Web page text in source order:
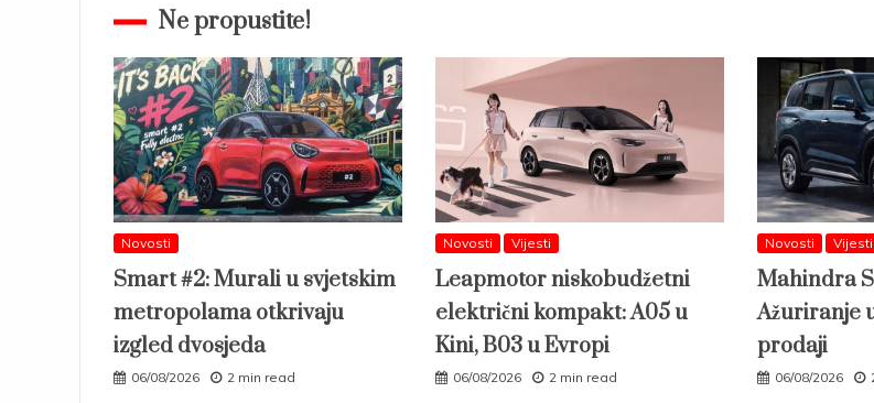
Ne propustite!
Novosti
Smart #2: Murali u svjetskim
metropolama otkrivaju
izgled dvosjeda
06/08/2026 2 min read
Novosti Vijesti
Leapmotor niskobudžetni
električni kompakt: A05 u
Kini, B03 u Evropi
06/08/2026 2 min read
Novosti Vijesti
Mahindra
Ažuriranje
prodaji
06/08/2026